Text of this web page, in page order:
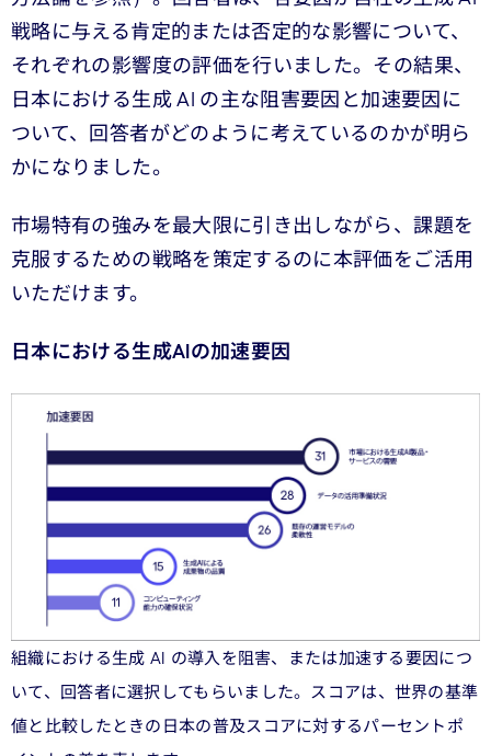
戦略に与える肯定的または否定的な影響について、
それぞれの影響度の評価を行いました。その結果、
日本における生成 AI の主な阻害要因と加速要因に
ついて、回答者がどのように考えているのかが明ら
かになりました。
市場特有の強みを最大限に引き出しながら、課題を
克服するための戦略を策定するのに本評価をご活用
いただけます。
日本における生成AIの加速要因
組織における生成 AI の導入を阻害、または加速する要因につ
いて、回答者に選択してもらいました。スコアは、世界の基準
値と比較したときの日本の普及スコアに対するパーセントポ